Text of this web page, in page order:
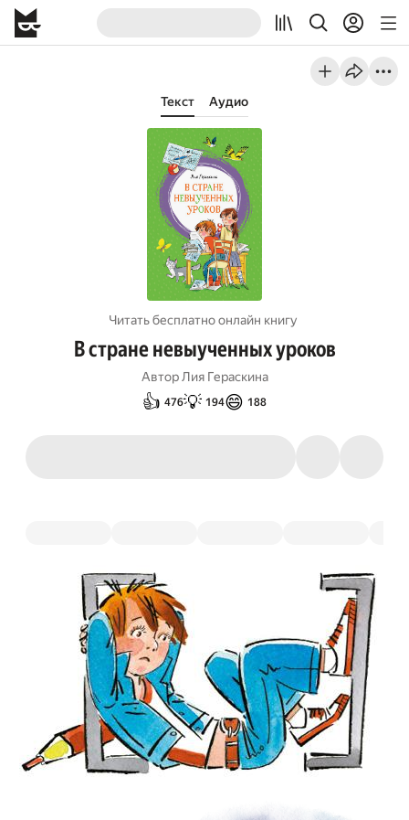
Текст Аудио
Читать бесплатно онлайн книгу
В стране невыученных уроков
Автор Лия Гераскина
👍 476💡 194😄 188